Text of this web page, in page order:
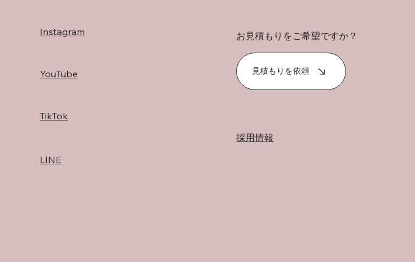
Instagram
YouTube
TikTok
LINE
採用情報
見積もりを依頼
お見積もりをご希望ですか？